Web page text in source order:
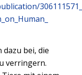
306111571_
bei, die
verringern.